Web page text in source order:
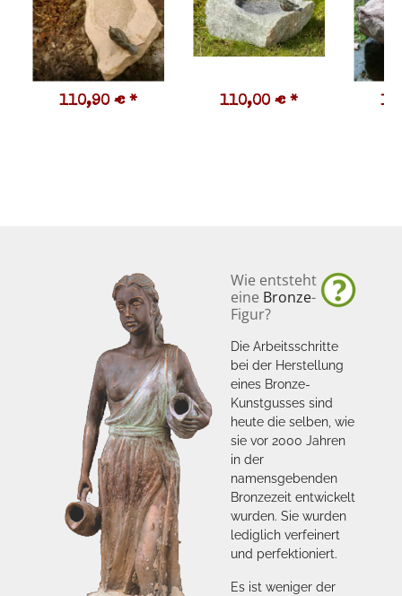
110,90 € * 110,00 € *
Wie entsteht
eine Bronze-
Figur?
Die Arbeitsschritte
bei der Herstellung
eines Bronze-
Kunstgusses sind
heute die selben, wie
sie vor 2000 Jahren
in der
namensgebenden
Bronzezeit entwickelt
wurden. Sie wurden
lediglich verfeinert
und perfektioniert.
Es ist weniger der